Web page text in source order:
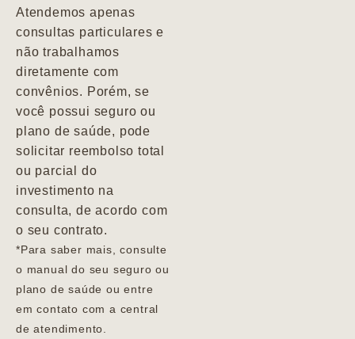
Atendemos apenas
consultas particulares e
não trabalhamos
diretamente com
convênios. Porém, se
você possui seguro ou
plano de saúde, pode
solicitar reembolso total
ou parcial do
investimento na
consulta, de acordo com
o seu contrato.
*Para saber mais, consulte
o manual do seu seguro ou
plano de saúde ou entre
em contato com a central
de atendimento.